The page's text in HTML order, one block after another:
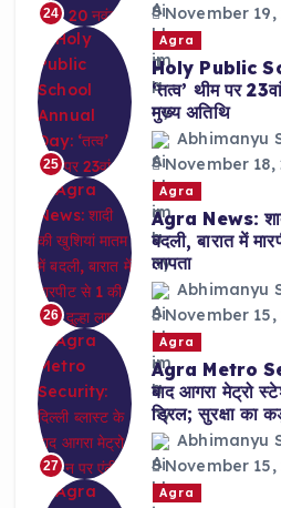
24
November 19,
25
Agra
Holy Public
‘तत्व’ थीम पर
मुख्य अतिथि
Abhimanyu
November 18,
26
Agra
Agra News:
बदली, बारात में
लापता
Abhimanyu
November 15,
27
Agra
Agra Metro
बाद आगरा मेट्रो
ड्रिल; सुरक्षा का
Abhimanyu
November 15,
Agra